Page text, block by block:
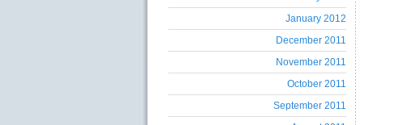
January 2012
December 2011
November 2011
October 2011
September 2011